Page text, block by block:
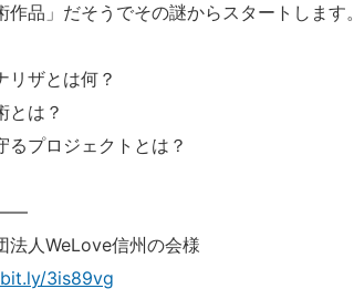
作品」だそうでその謎からスタートします。
リザとは何？
とは？
るプロジェクトとは？
法人WeLove信州の会様
3is89vg